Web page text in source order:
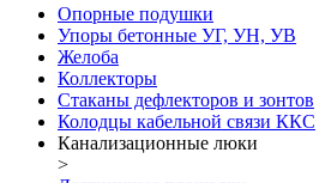
Опорные подушки
Упоры бетонные УГ, УН, УВ
Желоба
Коллекторы
Стаканы дефлекторов и зонтов
Колодцы кабельной связи ККС
Канализационные люки
>